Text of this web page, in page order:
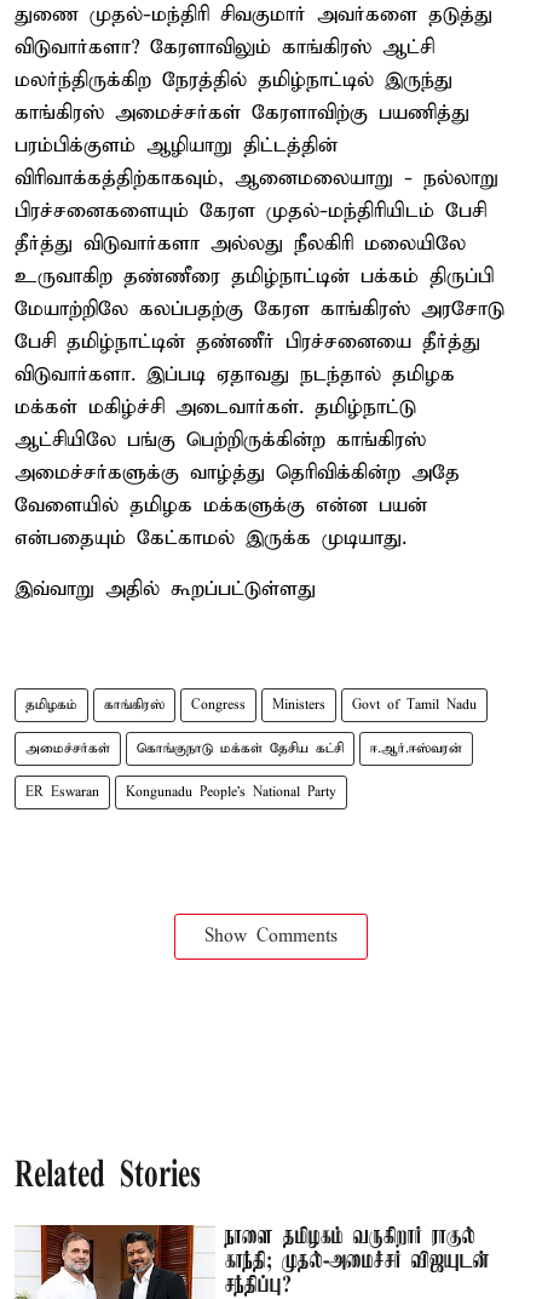
துணை முதல்-மந்திரி சிவகுமார் அவர்களை தடுத்து
விடுவார்களா? கேரளாவிலும் காங்கிரஸ் ஆட்சி
மலர்ந்திருக்கிற நேரத்தில் தமிழ்நாட்டில் இருந்து
காங்கிரஸ் அமைச்சர்கள் கேரளாவிற்கு பயணித்து
பரம்பிக்குளம் ஆழியாறு திட்டத்தின்
விரிவாக்கத்திற்காகவும், ஆனைமலையாறு - நல்லாறு
பிரச்சனைகளையும் கேரள முதல்-மந்திரியிடம் பேசி
தீர்த்து விடுவார்களா அல்லது நீலகிரி மலையிலே
உருவாகிற தண்ணீரை தமிழ்நாட்டின் பக்கம் திருப்பி
மேயாற்றிலே கலப்பதற்கு கேரள காங்கிரஸ் அரசோடு
பேசி தமிழ்நாட்டின் தண்ணீர் பிரச்சனையை தீர்த்து
விடுவார்களா. இப்படி ஏதாவது நடந்தால் தமிழக
மக்கள் மகிழ்ச்சி அடைவார்கள். தமிழ்நாட்டு
ஆட்சியிலே பங்கு பெற்றிருக்கின்ற காங்கிரஸ்
அமைச்சர்களுக்கு வாழ்த்து தெரிவிக்கின்ற அதே
வேளையில் தமிழக மக்களுக்கு என்ன பயன்
என்பதையும் கேட்காமல் இருக்க முடியாது.
இவ்வாறு அதில் கூறப்பட்டுள்ளது
தமிழகம் காங்கிரஸ் Congress Ministers Govt of Tamil Nadu
அமைச்சர்கள் கொங்குநாடு மக்கள் தேசிய கட்சி ஈ.ஆர்.ஈஸ்வரன்
ER Eswaran Kongunadu People's National Party
Show Comments
Related Stories
நாளை தமிழகம் வருகிறார் ராகுல்
காந்தி; முதல்-அமைச்சர் விஜயுடன்
சந்திப்பு?